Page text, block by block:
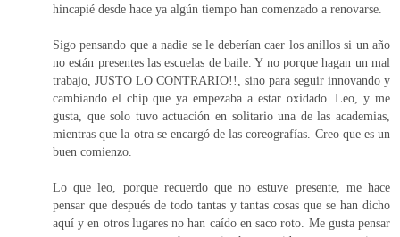
hincapié desde hace ya algún tiempo han comenzado a renovarse.
Sigo pensando que a nadie se le deberían caer los anillos si un año
no están presentes las escuelas de baile. Y no porque hagan un mal
trabajo, JUSTO LO CONTRARIO!!, sino para seguir innovando y
cambiando el chip que ya empezaba a estar oxidado. Leo, y me
gusta, que solo tuvo actuación en solitario una de las academias,
mientras que la otra se encargó de las coreografías. Creo que es un
buen comienzo.
Lo que leo, porque recuerdo que no estuve presente, me hace
pensar que después de todo tantas y tantas cosas que se han dicho
aquí y en otros lugares no han caído en saco roto. Me gusta pensar